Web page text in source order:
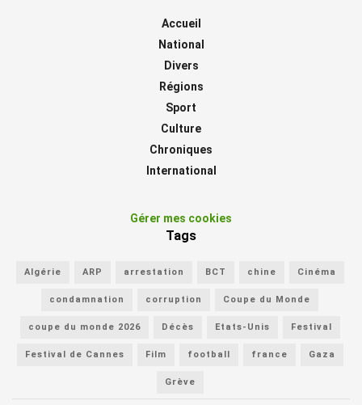
Accueil
National
Divers
Régions
Sport
Culture
Chroniques
International
Gérer mes cookies
Tags
Algérie ARP arrestation BCT chine Cinéma
condamnation corruption Coupe du Monde
coupe du monde 2026 Décès Etats-Unis Festival
Festival de Cannes Film football france Gaza
Grève